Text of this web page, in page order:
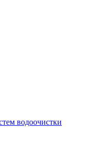
водоочистки